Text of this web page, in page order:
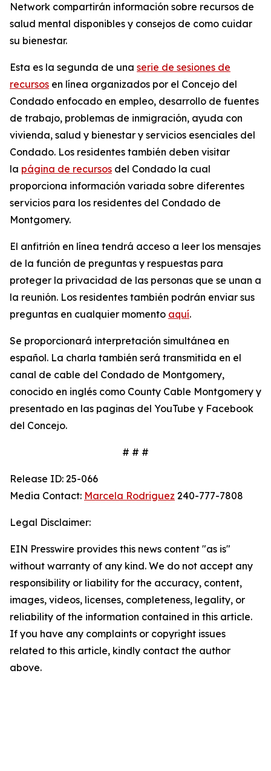
Network compartirán información sobre recursos de
salud mental disponibles y consejos de como cuidar
su bienestar.
Esta es la segunda de una serie de sesiones de
recursos en línea organizados por el Concejo del
Condado enfocado en empleo, desarrollo de fuentes
de trabajo, problemas de inmigración, ayuda con
vivienda, salud y bienestar y servicios esenciales del
Condado. Los residentes también deben visitar
la página de recursos del Condado la cual
proporciona información variada sobre diferentes
servicios para los residentes del Condado de
Montgomery.
El anfitrión en línea tendrá acceso a leer los mensajes
de la función de preguntas y respuestas para
proteger la privacidad de las personas que se unan a
la reunión. Los residentes también podrán enviar sus
preguntas en cualquier momento aquí.
Se proporcionará interpretación simultánea en
español. La charla también será transmitida en el
canal de cable del Condado de Montgomery,
conocido en inglés como County Cable Montgomery y
presentado en las paginas del YouTube y Facebook
del Concejo.
# # #
Release ID: 25-066
Media Contact: Marcela Rodriguez 240-777-7808
Legal Disclaimer:
EIN Presswire provides this news content "as is"
without warranty of any kind. We do not accept any
responsibility or liability for the accuracy, content,
images, videos, licenses, completeness, legality, or
reliability of the information contained in this article.
If you have any complaints or copyright issues
related to this article, kindly contact the author
above.